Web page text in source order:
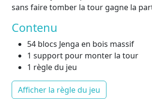
sans faire tomber la tour gagne la
Contenu
54 blocs Jenga en bois massif
1 support pour monter la tour
1 règle du jeu
Afficher la règle du jeu